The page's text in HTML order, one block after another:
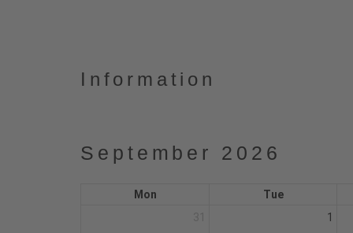
Information
September 2026
Mon
Tue
1